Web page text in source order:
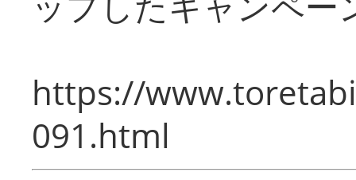
https://
091.html